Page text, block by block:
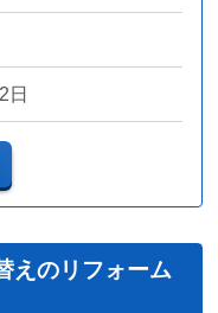
日
のリフォーム